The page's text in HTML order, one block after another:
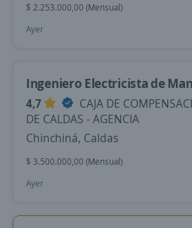
$ 2.253.000,00 (Mensual)
Ayer
Ingeniero Electricista de
4,7
CAJA DE
DE CALDAS - AGENCIA
Chinchiná, Caldas
$ 3.500.000,00 (Mensual)
Ayer